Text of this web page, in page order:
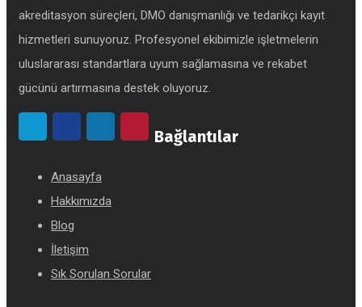
akreditasyon süreçleri, DMO danışmanlığı ve tedarikçi kayıt
hizmetleri sunuyoruz. Profesyonel ekibimizle işletmelerin
uluslararası standartlara uyum sağlamasına ve rekabet
gücünü artırmasına destek oluyoruz.
Bağlantılar
Anasayfa
Hakkımızda
Blog
İletişim
Sık Sorulan Sorular